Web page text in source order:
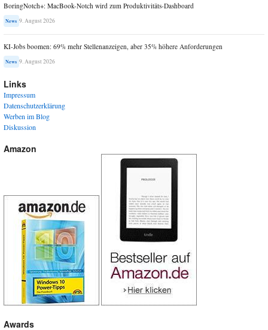
BoringNotch+: MacBook-Notch wird zum Produktivitäts-Dashboard
News 9. August 2026
KI-Jobs boomen: 69% mehr Stellenanzeigen, aber 35% höhere Anforderungen
News 9. August 2026
Links
Impressum
Datenschutzerklärung
Werben im Blog
Diskussion
Amazon
Awards